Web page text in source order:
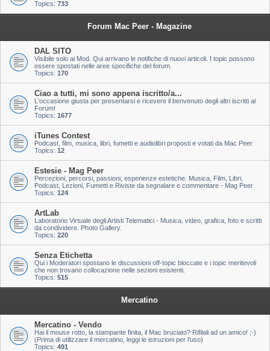
Topics: 733
Forum Mac Peer - Magazine
DAL SITO
Visibile solo ai Mod. Qui arrivano le notifiche di nuovi articoli. I topic possono
essere spostati nelle aree specifiche del forum.
Topics: 170
Ciao a tutti, mi sono appena iscritto/a...
L'occasione giusta per presentarsi e ricevere il benvenuto degli altri iscritti al
Forum!
Topics: 1677
iTunes Contest
Podcast, film, musica, libri, fumetti e audiolibri proposti e votati da Mac Peer
Topics: 12
Estesie - Mag Peer
Percezioni, percorsi, passioni, esperienze estetiche. Musica, Film, Libri,
Podcast, Lezioni, Fumetti e Riviste da segnalare e commentare - Mag Peer
Topics: 124
ArtLab
Laboratorio Virtuale degli Artisti Telematici - Musica, video, grafica, foto e scritti
da condividere. Photo Gallery.
Topics: 220
Senza Etichetta
Qui i Moderatori spostano le discussioni off-topic bloccate e i topic meritevoli
che non trovano collocazione nelle sezioni esistenti.
Topics: 515
Mercatino
Mercatino - Vendo
Hai il mouse rotto, la stampante finita, il Mac bruciato? Rifilali ad un amico! ;-)
(Prima di utilizzare il mercatino, leggi le istruzioni per l'uso)
Topics: 491